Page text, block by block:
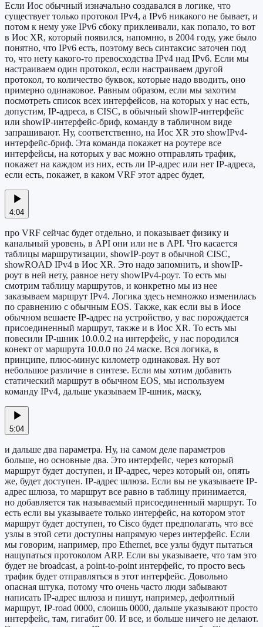
Если Иос обычный изначально создавался в логике, что
существует только протокол IPv4, а IPv6 никакого не бывает, и
потом к нему уже IPv6 сбоку приклеивали, как попало, то вот
в Иос XR, который появился, напомню, в 2004 году, уже было
понятно, что IPv6 есть, поэтому весь синтаксис заточен под
то, что нету какого-то превосходства IPv4 над IPv6. Если мы
настраиваем один протокол, если настраиваем другой
протокол, то количество буквок, которые надо вводить, оно
примерно одинаковое. Равным образом, если мы захотим
посмотреть список всех интерфейсов, на которых у нас есть,
допустим, IP-адреса, в CISC, в обычный showIP-интерфейс
или showIP-интерфейс-бриф, команду в табличном виде
запрашивают. Ну, соответственно, на Иос XR это showIPv4-
интерфейс-бриф. Эта команда покажет на роутере все
интерфейсы, на которых у вас можно отправлять трафик,
покажет на каждом из них, есть ли IP-адрес или нет IP-адреса,
если есть, покажет, в каком VRF этот адрес будет,
4:04
про VRF сейчас будет отдельно, и показывает физику и
канальный уровень, в API они или не в API. Что касается
таблицы маршрутизации, showIP-роут в обычной CISC,
showROAD IPv4 в Иос XR. Это надо запомнить, и showIP-
роут в ней нету, равное нету showIPv4-роут. То есть мы
смотрим таблицу маршрутов, и конкретно мы из нее
заказываем маршрут IPv4. Логика здесь немножко изменилась
по сравнению с обычным EOS. Также, как если вы в Иосе
обычном вешаете IP-адрес на устройство, у вас порождается
присоединенный маршрут, также и в Иос XR. То есть мы
повесили IP-шник 10.0.0.2 на интерфейс, у нас породился
конект от маршрута 10.0.0 по 24 маске. Вся логика, в
принципе, плюс-минус километр одинаковая. Ну вот
небольшое различие в синтезе. Если мы хотим добавить
статический маршрут в обычном EOS, мы используем
команду IPv4, дальше указываем IP-шник, маску,
5:04
и дальше два параметра. Ну, на самом деле параметров
больше, но основные два. Это интерфейс, через который
маршрут будет доступен, и IP-адрес, через который он, опять
же, будет доступен. IP-адрес шлюза. Если вы не указываете IP-
адрес шлюза, то маршрут все равно в таблицу принимается,
но добавляется так называемый присоединенный маршрут. То
есть если вы указываете только интерфейс, на котором этот
маршрут будет доступен, то Cisco будет предполагать, что все
узлы в этой сети доступны напрямую через интерфейс. Если
мы говорим, например, про Ethernet, все узлы будут пытаться
нащупаться протоколом ARP. Если вы указываете, что там это
будет не broadcast, а point-to-point интерфейс, то просто весь
трафик будет отправляться в этот интерфейс. Довольно
опасная штука, потому что очень часто люди забывают
написать IP-адрес шлюза и пишут, например, дефолтный
маршрут, IP-road 0000, слоишь 0000, дальше указывают просто
интерфейс, там, гигабит 00. И все, и больше ничего не делают.